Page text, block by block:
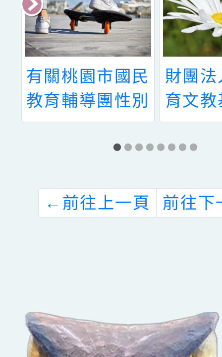
有關桃園市國民
教育輔導團性別
平等教育議題輔
導小組辦理111
別暴力宣導實施
計畫（高中職教
財團
育文
於暑
「前
課」
← 前往上一頁 前往下